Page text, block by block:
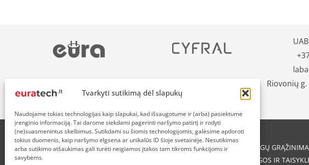
Tvarkyti sutikimą dėl slapukų
Naudojame tokias technologijas kaip slapukai, kad išsaugotume ir (arba) pasiektume
įrenginio informaciją. Tai darome siekdami pagerinti naršymo patirtį ir rodyti
(ne)suasmenintus skelbimus. Sutikdami su šiomis technologijomis, galėsime apdoroti
tokius duomenis, kaip naršymo elgsena ar unikalūs ID šioje svetainėje. Nesutikimas
arba sutikimo atšaukimas gali turėti neigiamos įtakos tam tikroms funkcijoms ir
savybėms.
Riovonių g.
APIE MUS NUOLAIDOS HEROJAMS PRISTATYMAS PREKIŲ IR PINIGŲ
SĄLYGOS IR